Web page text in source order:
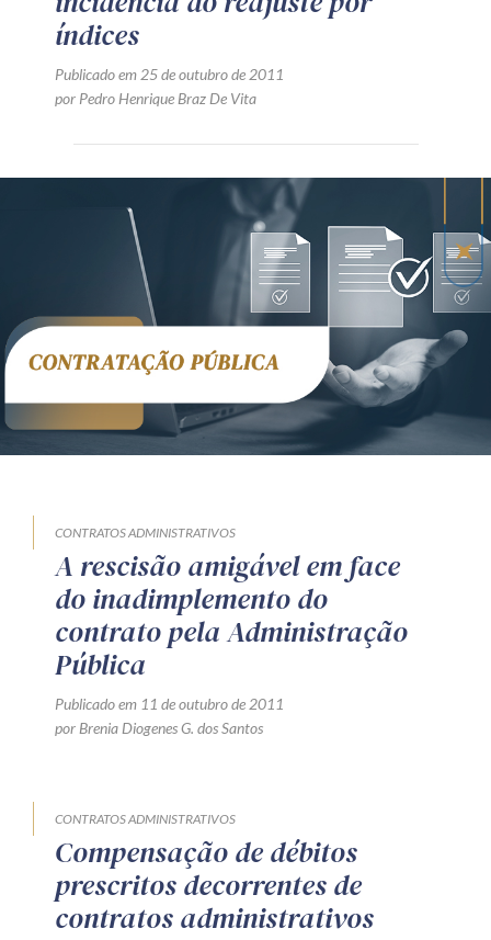
índices
Publicado em 25 de outubro de 2011
por Pedro Henrique Braz De Vita
CONTRATOS ADMINISTRATIVOS
A rescisão amigável em face
do inadimplemento do
contrato pela Administração
Pública
Publicado em 11 de outubro de 2011
por Brenia Diogenes G. dos Santos
CONTRATOS ADMINISTRATIVOS
Compensação de débitos
prescritos decorrentes de
contratos administrativos